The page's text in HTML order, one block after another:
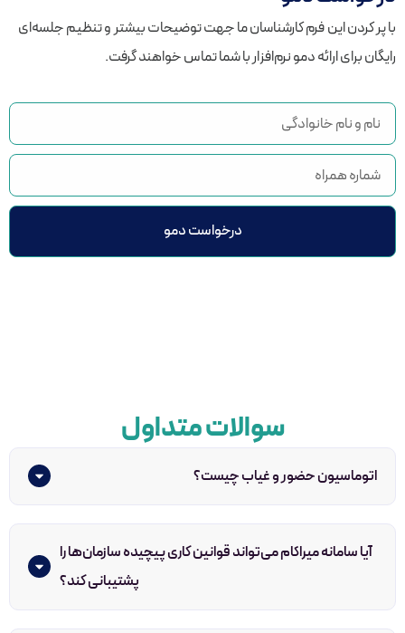
با پر کردن این فرم کارشناسان ما جهت توضیحات بیشتر و تنظیم جلسه‌ای
رایگان برای ارائه دمو نرم‌افزار با شما تماس خواهند گرفت.
درخواست دمو
سوالات متداول
اتوماسیون حضور و غیاب چیست؟
آیا سامانه میراکام می‌تواند قوانین کاری پیچیده سازمان‌ها را
پشتیبانی کند؟